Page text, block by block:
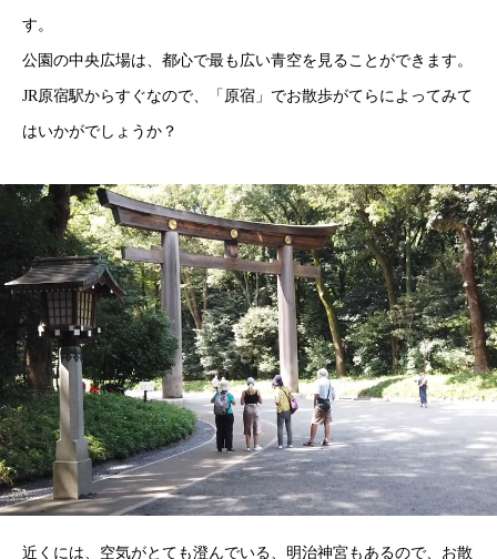
す。
公園の中央広場は、都心で最も広い青空を見ることができます。
JR原宿駅からすぐなので、「原宿」でお散歩がてらによってみて
はいかがでしょうか？
近くには、空気がとても澄んでいる、明治神宮もあるので、お散